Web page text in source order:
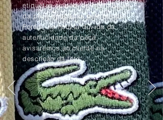
etiquetas ou com as informações
da peça apagadas pelo tempo.
Porém, se houver dúvida da
autenticidade da peça,
avisaremos ao cliente na
descrição da foto.